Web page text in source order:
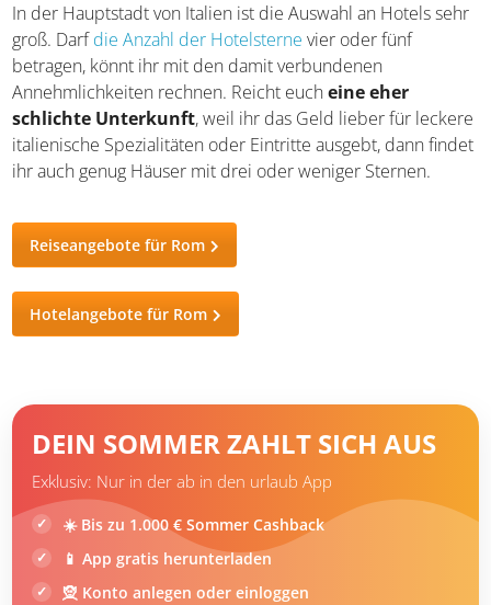
In der Hauptstadt von Italien ist die Auswahl an Hotels sehr
groß. Darfdie Anzahl der Hotelsterne vier oder fünf
betragen, könnt ihr mit den damit verbundenen
Annehmlichkeiten rechnen. Reicht eucheine eher
schlichte Unterkunft, weil ihr das Geld lieber für leckere
italienische Spezialitäten oder Eintritte ausgebt, dann findet
ihr auch genug Häuser mit drei oder weniger Sternen.
Reiseangebote für Rom
Hotelangebote für Rom
DEIN SOMMER ZAHLT SICH AUS
Exklusiv: Nur in der ab in den urlaub App
☀️ Bis zu 1.000 € Sommer Cashback
📱 App gratis herunterladen
🧝 Konto anlegen oder einloggen